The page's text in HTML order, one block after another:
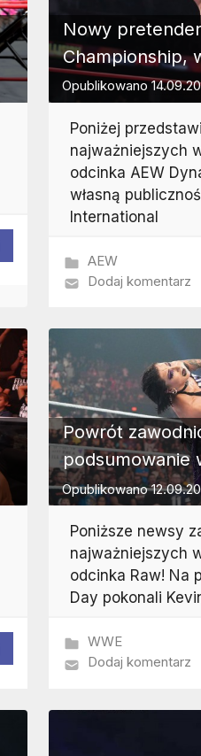
Nowy
Championship,
Opublikowano
Poniżej
najważniejszych
odcinka AEW
własną
International
AEW
Dodaj komentarz
Powrót
podsumowanie
Opublikowano
Poniższe newsy
najważniejszych
odcinka Raw! Na
Day pokonali
WWE
Dodaj komentarz